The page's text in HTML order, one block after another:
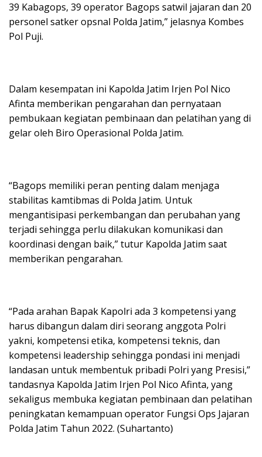
39 Kabagops, 39 operator Bagops satwil jajaran dan 20
personel satker opsnal Polda Jatim,” jelasnya Kombes
Pol Puji.
Dalam kesempatan ini Kapolda Jatim Irjen Pol Nico
Afinta memberikan pengarahan dan pernyataan
pembukaan kegiatan pembinaan dan pelatihan yang di
gelar oleh Biro Operasional Polda Jatim.
“Bagops memiliki peran penting dalam menjaga
stabilitas kamtibmas di Polda Jatim. Untuk
mengantisipasi perkembangan dan perubahan yang
terjadi sehingga perlu dilakukan komunikasi dan
koordinasi dengan baik,” tutur Kapolda Jatim saat
memberikan pengarahan.
“Pada arahan Bapak Kapolri ada 3 kompetensi yang
harus dibangun dalam diri seorang anggota Polri
yakni, kompetensi etika, kompetensi teknis, dan
kompetensi leadership sehingga pondasi ini menjadi
landasan untuk membentuk pribadi Polri yang Presisi,”
tandasnya Kapolda Jatim Irjen Pol Nico Afinta, yang
sekaligus membuka kegiatan pembinaan dan pelatihan
peningkatan kemampuan operator Fungsi Ops Jajaran
Polda Jatim Tahun 2022. (Suhartanto)